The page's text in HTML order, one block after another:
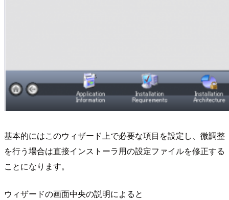
基本的にはこのウィザード上で必要な項目を設定し、微調整
を行う場合は直接インストーラ用の設定ファイルを修正する
ことになります。
ウィザードの画面中央の説明によると